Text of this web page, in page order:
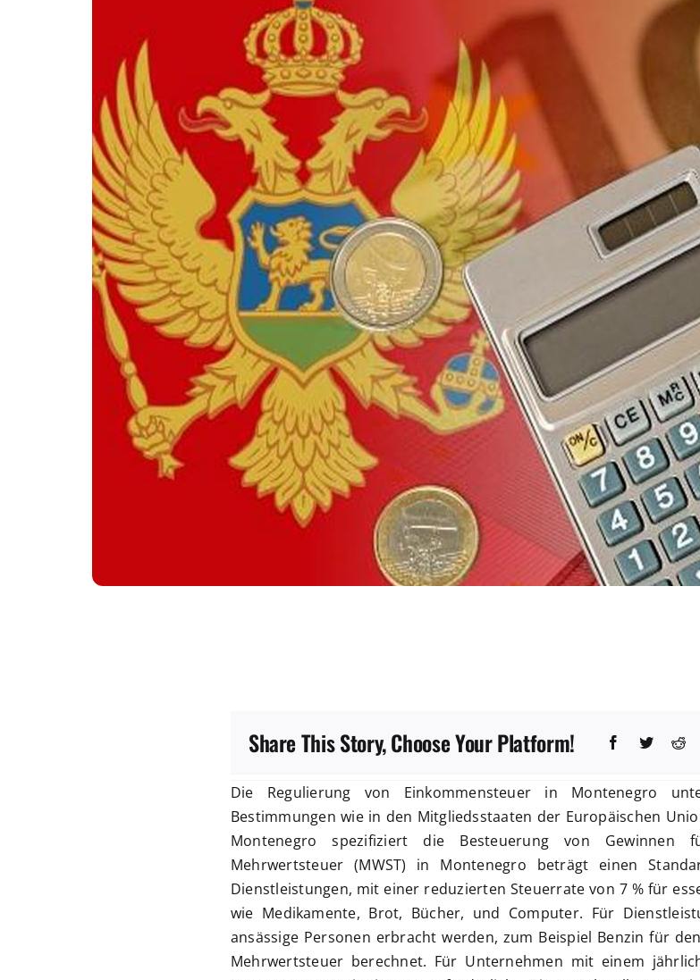
Share This Story, Choose Your Platform!
Die Regulierung von Einkommensteuer in Montenegro
Bestimmungen wie in den Mitgliedsstaaten der Europäischen
Montenegro spezifiziert die Besteuerung von Gewinnen
Mehrwertsteuer (MWST) in Montenegro beträgt einen
Dienstleistungen, mit einer reduzierten Steuerrate von 7 % für
wie Medikamente, Brot, Bücher, und Computer. Für
ansässige Personen erbracht werden, zum Beispiel Benzin für
Mehrwertsteuer berechnet. Für Unternehmen mit einem